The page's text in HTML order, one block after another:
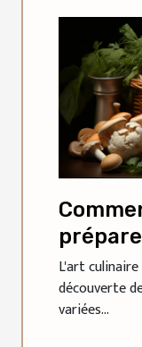
vos
L'art
découverte
variées...